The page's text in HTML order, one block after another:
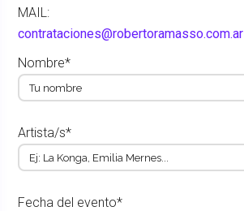
MAIL:
contrataciones@robertoramasso.com.ar
Nombre*
Artista/s*
Fecha del evento*